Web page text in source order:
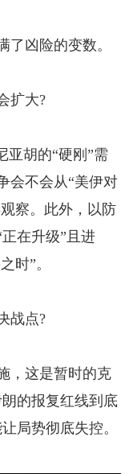
了凶险的变数。
扩大?
亚胡的“硬刚”需
会不会从“美伊对
察。此外，以防
在升级”且进
时”。
战点?
，这是暂时的克
的报复红线到底
局势彻底失控。